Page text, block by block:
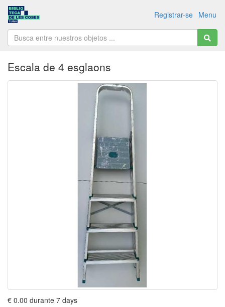
Menu
Registrar-se
Escala de 4 esglaons
€ 0.00 durante 7 days